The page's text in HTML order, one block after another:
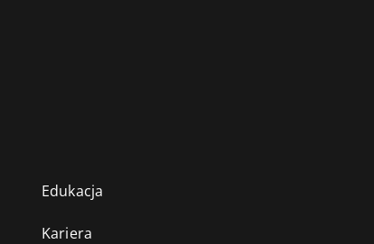
Edukacja
Kariera